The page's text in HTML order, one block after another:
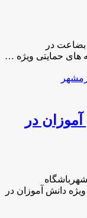
بضاعت در
در
ویژه دانش آموزان در